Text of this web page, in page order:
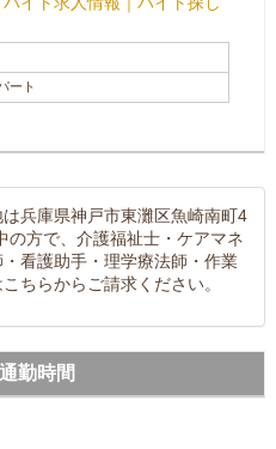
ート
兵庫県神戸市東灘区魚崎南町4
方で、介護福祉士・ケアマネ
看護助手・理学療法師・作業
ちらからご請求ください。
勤時間